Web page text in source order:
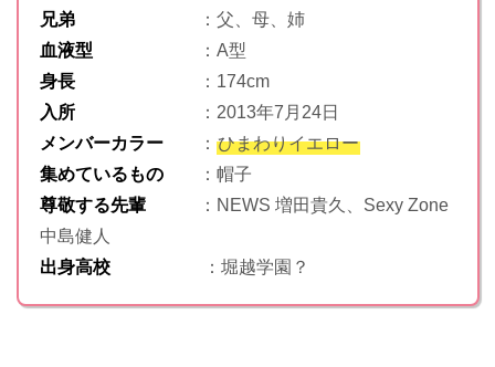
兄弟 ：父、母、姉
血液型 ：A型
身長 ：174cm
入所 ：2013年7月24日
メンバーカラー ：ひまわりイエロー
集めているもの ：帽子
尊敬する先輩 ：NEWS 増田貴久、Sexy Zone
中島健人
出身高校 ：堀越学園？